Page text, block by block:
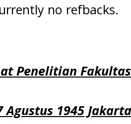
no refbacks.
Penelitian
Agustus 1945 Jakarta